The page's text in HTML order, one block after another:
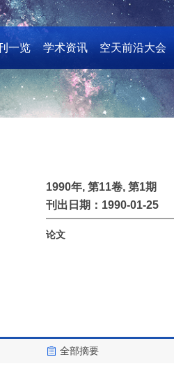
一览 学术资讯 空天前沿大会
1990年, 第11卷, 第1期
刊出日期：1990-01-25
论文
全部摘要